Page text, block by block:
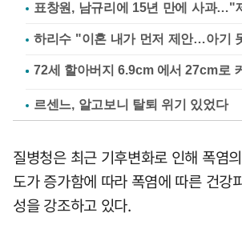
표창원, 남규리에 15년 만에 사과…"
하리수 "이혼 내가 먼저 제안…아기
르센느, 알고보니 탈퇴 위기 있었다
질병청은 최근 기후변화로 인해 폭염
도가 증가함에 따라 폭염에 따른 건강
성을 강조하고 있다.